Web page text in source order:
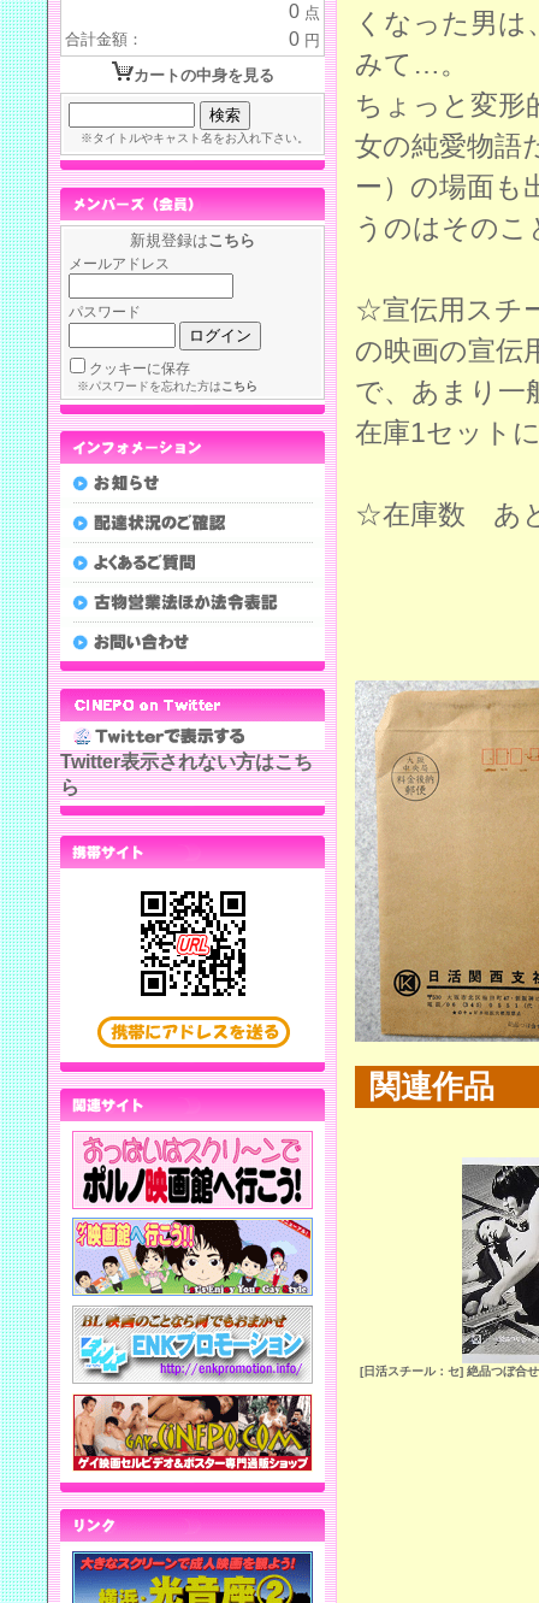
くなった男
みて…。
ちょっと変形
女の純愛物語
ー）の場面も
うのはその
☆宣伝用スチ
の映画の宣伝
で、あまり一
在庫1セット
☆在庫数 あ
関連作品
[日活スチール：セ] 絶品つぼ合
0 点
合計金額：
0 円
カートの中身を見る
※タイトルやキャスト名をお入れ下さい。
新規登録はこちら
メールアドレス
パスワード
クッキーに保存
※パスワードを忘れた方はこちら
Twitter表示されない方はこち
ら